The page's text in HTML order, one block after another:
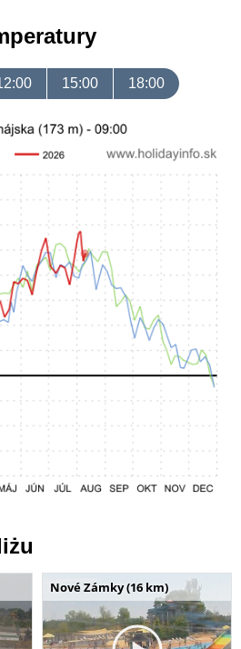
15:00 18:00
Nové Zámky (16 km)